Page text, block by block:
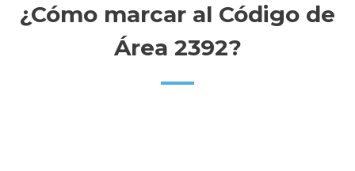
¿Cómo marcar al Código de
Área 2392?